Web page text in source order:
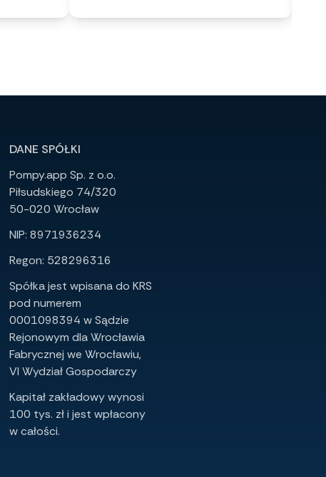
DANE SPÓŁKI
Pompy.app Sp. z o.o.
Piłsudskiego 74/320
50-020 Wrocław
NIP: 8971936234
Regon: 528296316
Spółka jest wpisana do KRS
pod numerem
0001098394 w Sądzie
Rejonowym dla Wrocławia
Fabrycznej we Wrocławiu,
VI Wydział Gospodarczy
Kapitał zakładowy wynosi
100 tys. zł i jest wpłacony
w całości.